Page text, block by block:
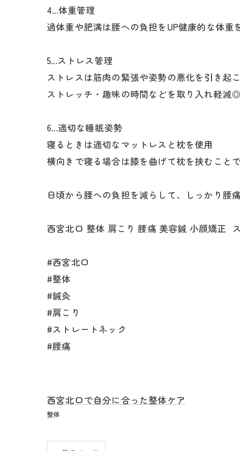
4...体重管理
過体重や肥満は腰への負担をUP健康的な体
5...ストレス管理
ストレスは筋肉の緊張や姿勢の悪化を引き起
ストレッチ・趣味の時間などを取り入れ軽減◎
6...適切な睡眠姿勢
寝るときは適切なマットレスと枕を使用
横向きで寝る場合は膝を曲げて枕を挟むこと
日頃から腰への負担を減らして、しっかり腰
西宮北口 整体 肩こり 腰痛 美容鍼 小顔矯正
#西宮北口
#整体
#鍼灸
#肩こり
#ストレートネック
#腰痛
西宮北口で自分に合った整体ケア
整体